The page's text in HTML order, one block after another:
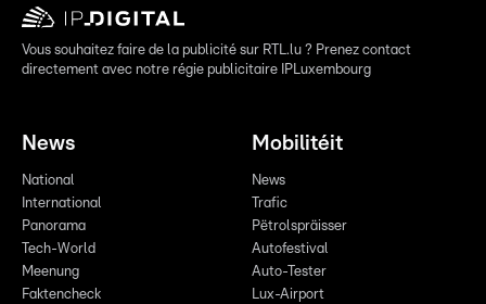
Vous souhaitez faire de la publicité sur RTL.lu ? Prenez contact
directement avec notre régie publicitaire IPLuxembourg
News
National
International
Panorama
Tech-World
Meenung
Faktencheck
Mobilitéit
News
Trafic
Pëtrolspräisser
Autofestival
Auto-Tester
Lux-Airport